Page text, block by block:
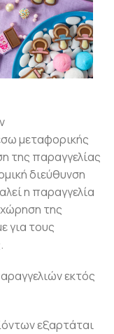
μεταφορικής
της παραγγελίας
διεύθυνση
η παραγγελία
της
για τους
εκτός
εξαρτάται